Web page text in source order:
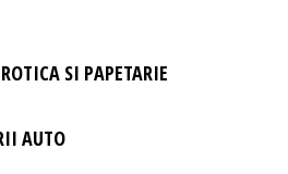
SI PAPETARIE
AUTO